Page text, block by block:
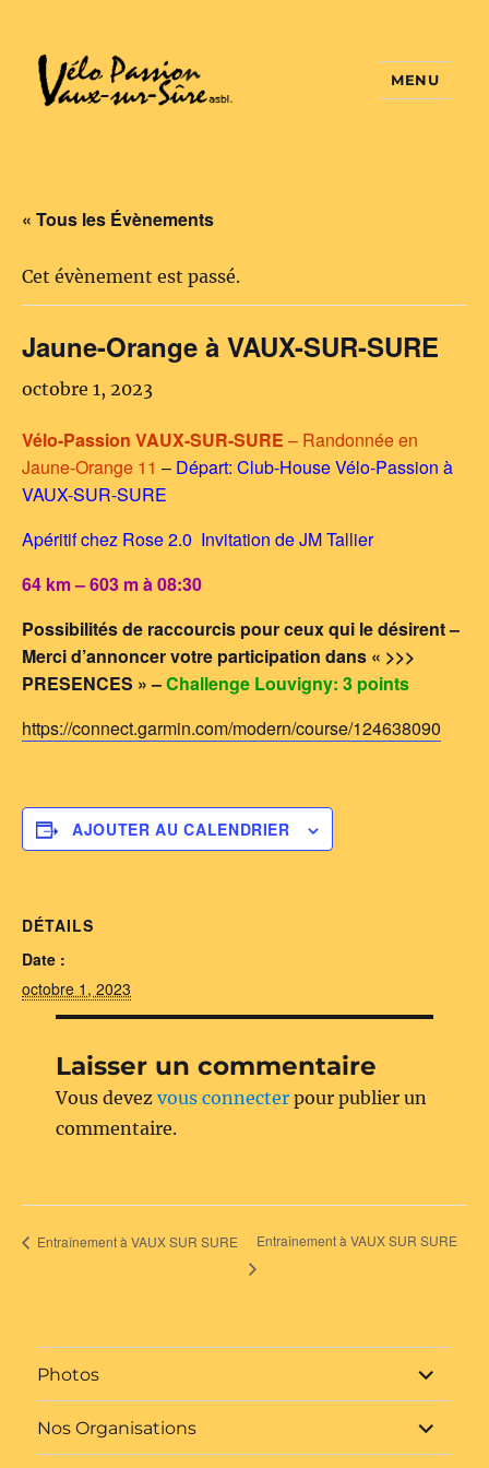
MENU
« Tous les Évènements
Cet évènement est passé.
Jaune-Orange à VAUX-SUR-SURE
octobre 1, 2023
Vélo-Passion VAUX-SUR-SURE – Randonnée en
Jaune-Orange 11 – Départ: Club-House Vélo-Passion à
VAUX-SUR-SURE
Apéritif chez Rose 2.0 Invitation de JM Tallier
64 km – 603 m à 08:30
Possibilités de raccourcis pour ceux qui le désirent –
Merci d’annoncer votre participation dans « >>>
PRESENCES » –Challenge Louvigny: 3 points
https://connect.garmin.com/modern/course/124638090
AJOUTER AU CALENDRIER
DÉTAILS
Date :
octobre 1, 2023
Laisser un commentaire
Vous devezvous connecter pour publier un
commentaire.
Entraînement à VAUX SUR SURE Entraînement à VAUX SUR SURE
Photos
ouvrir
le
sous-
menu
Nos Organisations
ouvrir
le
sous-